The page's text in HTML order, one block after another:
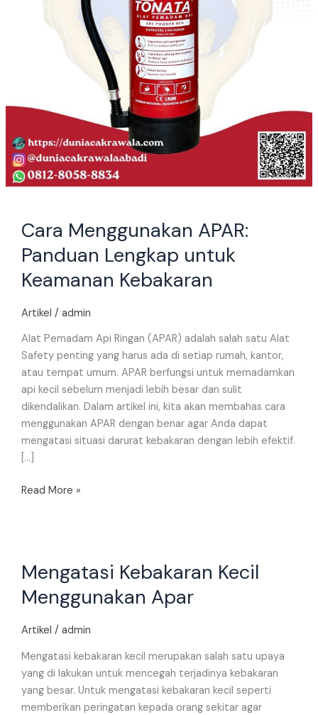
Cara Menggunakan APAR:
Panduan Lengkap untuk
Keamanan Kebakaran
Artikel / admin
Alat Pemadam Api Ringan (APAR) adalah salah satu Alat
Safety penting yang harus ada di setiap rumah, kantor,
atau tempat umum. APAR berfungsi untuk memadamkan
api kecil sebelum menjadi lebih besar dan sulit
dikendalikan. Dalam artikel ini, kita akan membahas cara
menggunakan APAR dengan benar agar Anda dapat
mengatasi situasi darurat kebakaran dengan lebih efektif.
[…]
Read More »
Mengatasi Kebakaran Kecil
Menggunakan Apar
Artikel / admin
Mengatasi kebakaran kecil merupakan salah satu upaya
yang di lakukan untuk mencegah terjadinya kebakaran
yang besar. Untuk mengatasi kebakaran kecil seperti
memberikan peringatan kepada orang sekitar agar
Kebakaran
Menggunakan